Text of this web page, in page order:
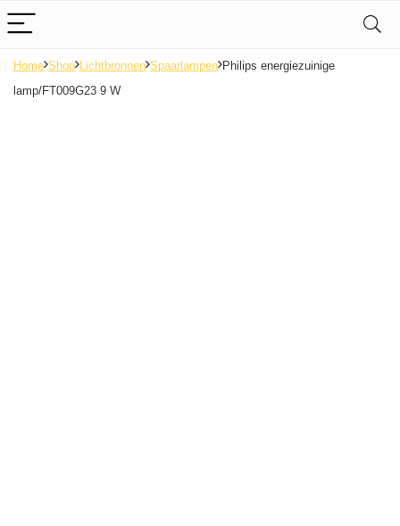
Home Shop Lichtbronnen Spaarlampen Philips energiezuinige
lamp/FT009G23 9 W